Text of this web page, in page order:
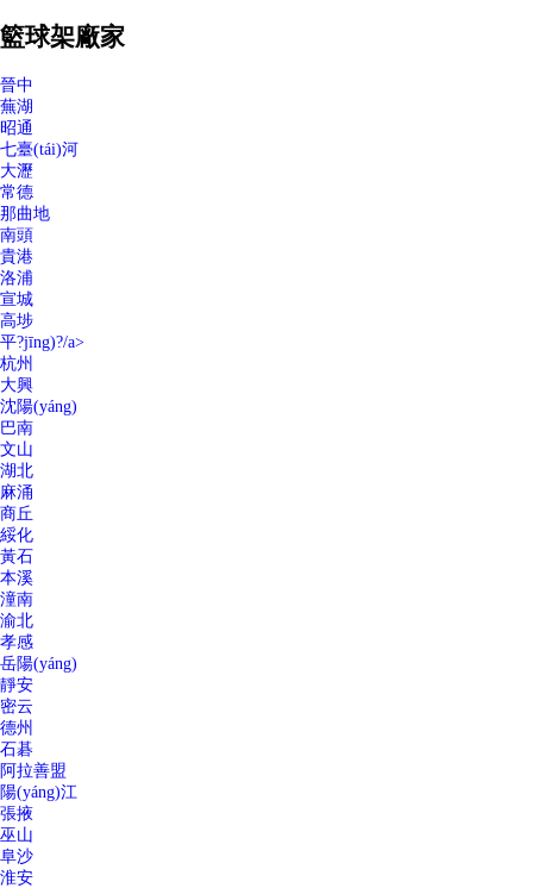
籃球架廠家
晉中
蕪湖
昭通
七臺(tái)河
大瀝
常德
那曲地
南頭
貴港
洛浦
宣城
高埗
平?jīng)?/a>
杭州
大興
沈陽(yáng)
巴南
文山
湖北
麻涌
商丘
綏化
黃石
本溪
潼南
渝北
孝感
岳陽(yáng)
靜安
密云
德州
石碁
阿拉善盟
陽(yáng)江
張掖
巫山
阜沙
淮安